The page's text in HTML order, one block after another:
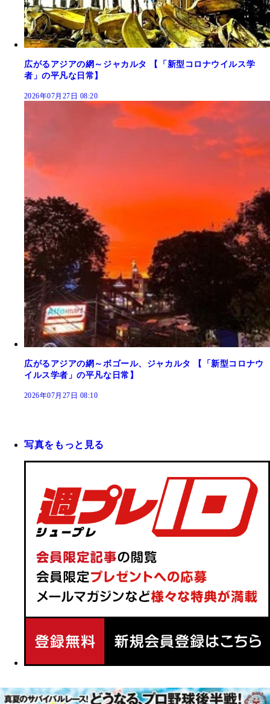
広がるアジアの網～ジャカルタ 【「新型コロナウイルス学
者」の平凡な日常】
2026年07月27日 08:20
広がるアジアの網～ボゴール、ジャカルタ 【「新型コロナウ
イルス学者」の平凡な日常】
2026年07月27日 08:10
写真をもっと見る